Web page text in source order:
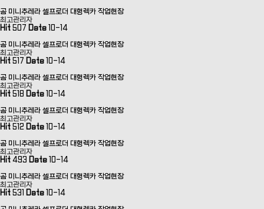
곰 미니추레라 셀프로더 대형렉카 작업현장
최고관리자
Hit 507 Date 10-14
곰 미니추레라 셀프로더 대형렉카 작업현장
최고관리자
Hit 517 Date 10-14
곰 미니추레라 셀프로더 대형렉카 작업현장
최고관리자
Hit 518 Date 10-14
곰 미니추레라 셀프로더 대형렉카 작업현장
최고관리자
Hit 512 Date 10-14
곰 미니추레라 셀프로더 대형렉카 작업현장
최고관리자
Hit 493 Date 10-14
곰 미니추레라 셀프로더 대형렉카 작업현장
최고관리자
Hit 531 Date 10-14